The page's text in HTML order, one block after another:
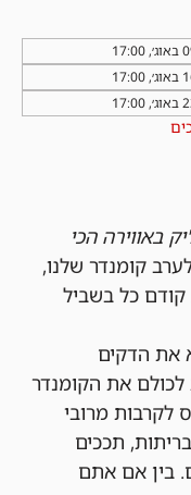
באווירה הכי
קומנדר שלנו,
כל בשביל
את הדקים
את הקומנדר
לקרבות מרובי
תככים
בין אם אתם